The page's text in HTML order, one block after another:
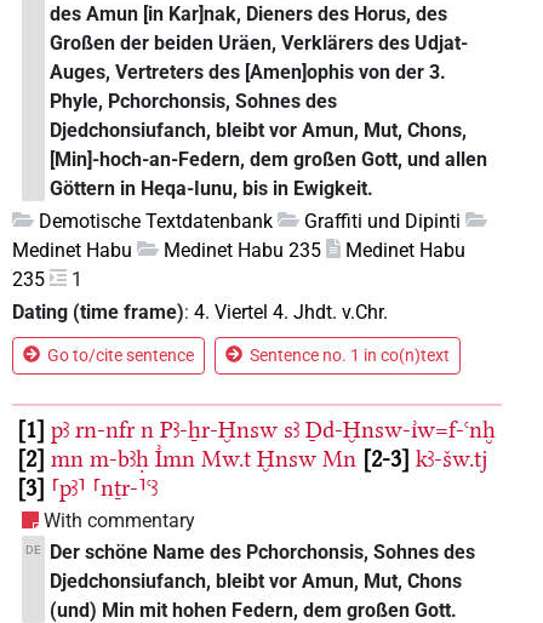
des Amun [in Kar]nak, Dieners des Horus, des
Großen der beiden Uräen, Verklärers des Udjat-
Auges, Vertreters des [Amen]ophis von der 3.
Phyle, Pchorchonsis, Sohnes des
Djedchonsiufanch, bleibt vor Amun, Mut, Chons,
[Min]-hoch-an-Federn, dem großen Gott, und allen
Göttern in Heqa-Iunu, bis in Ewigkeit.
Demotische Textdatenbank
Graffiti und Dipinti
Medinet Habu
Medinet Habu 235
Medinet Habu
235
1
Dating (time frame): 4. Viertel 4. Jhdt. v.Chr.
Go to/cite sentence Sentence no. 1 in co(n)text
1 pꜣ rn-nfr n Pꜣ-ẖr-Ḫnsw sꜣ Ḏd-Ḫnsw-ı͗w=f-ꜥnḫ
2 mn m-bꜣḥ I͗mn Mw.t Ḫnsw Mn 2-3 kꜣ-šw.tj
3
⸢pꜣ⸣ ⸢nṯr-⸣ꜥꜣ
With commentary
DE
Der schöne Name des Pchorchonsis, Sohnes des
Djedchonsiufanch, bleibt vor Amun, Mut, Chons
(und) Min mit hohen Federn, dem großen Gott.